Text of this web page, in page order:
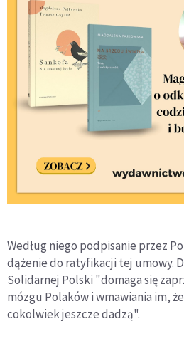
Według niego podpisanie przez
dążenie do ratyfikacji tej umowy.
Solidarnej Polski "domaga się
mózgu Polaków i wmawiania im,
cokolwiek jeszcze dadzą".